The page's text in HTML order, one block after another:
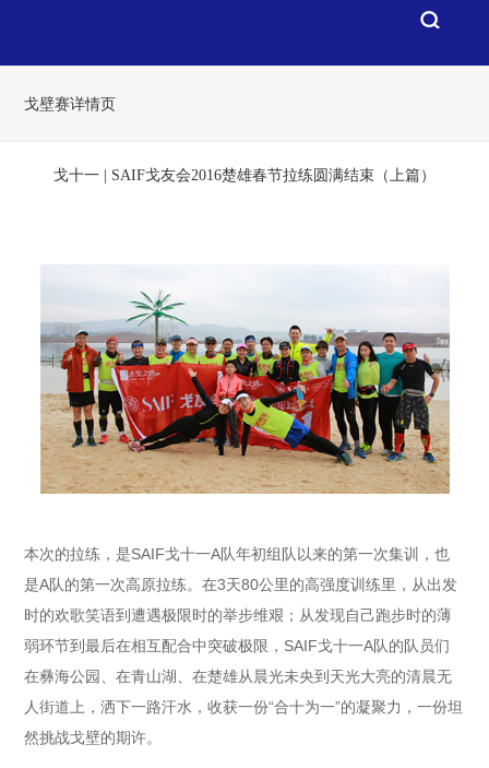
戈壁赛详情页
戈十一 | SAIF戈友会2016楚雄春节拉练圆满结束（上篇）
本次的拉练，是SAIF戈十一A队年初组队以来的第一次集训，也
是A队的第一次高原拉练。在3天80公里的高强度训练里，从出发
时的欢歌笑语到遭遇极限时的举步维艰；从发现自己跑步时的薄
弱环节到最后在相互配合中突破极限，SAIF戈十一A队的队员们
在彝海公园、在青山湖、在楚雄从晨光未央到天光大亮的清晨无
人街道上，洒下一路汗水，收获一份“合十为一”的凝聚力，一份坦
然挑战戈壁的期许。